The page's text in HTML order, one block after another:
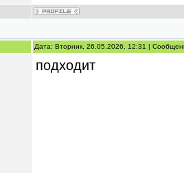
Дата: Вторник, 26.05.2026, 12:31 |
подходит